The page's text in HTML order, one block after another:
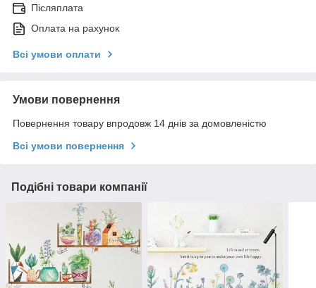
Післяплата
Оплата на рахунок
Всі умови оплати
Умови повернення
Повернення товару впродовж 14 днів за домовленістю
Всі умови повернення
Подібні товари компанії